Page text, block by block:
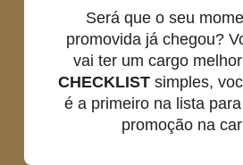
Será que o seu
promovida já chegou?
vai ter um cargo
CHECKLISTsimples,
é a primeiro na lista
promoção na